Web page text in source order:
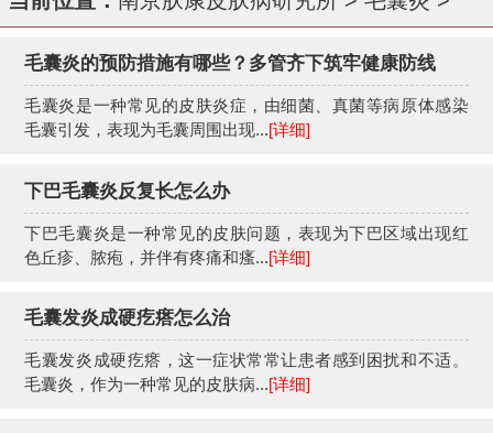
毛囊炎的预防措施有哪些？多管齐下筑牢健康防线
毛囊炎是一种常见的皮肤炎症，由细菌、真菌等病原体感染
毛囊引发，表现为毛囊周围出现...[详细]
下巴毛囊炎反复长怎么办
下巴毛囊炎是一种常见的皮肤问题，表现为下巴区域出现红
色丘疹、脓疱，并伴有疼痛和瘙...[详细]
毛囊发炎成硬疙瘩怎么治
毛囊发炎成硬疙瘩，这一症状常常让患者感到困扰和不适。
毛囊炎，作为一种常见的皮肤病...[详细]